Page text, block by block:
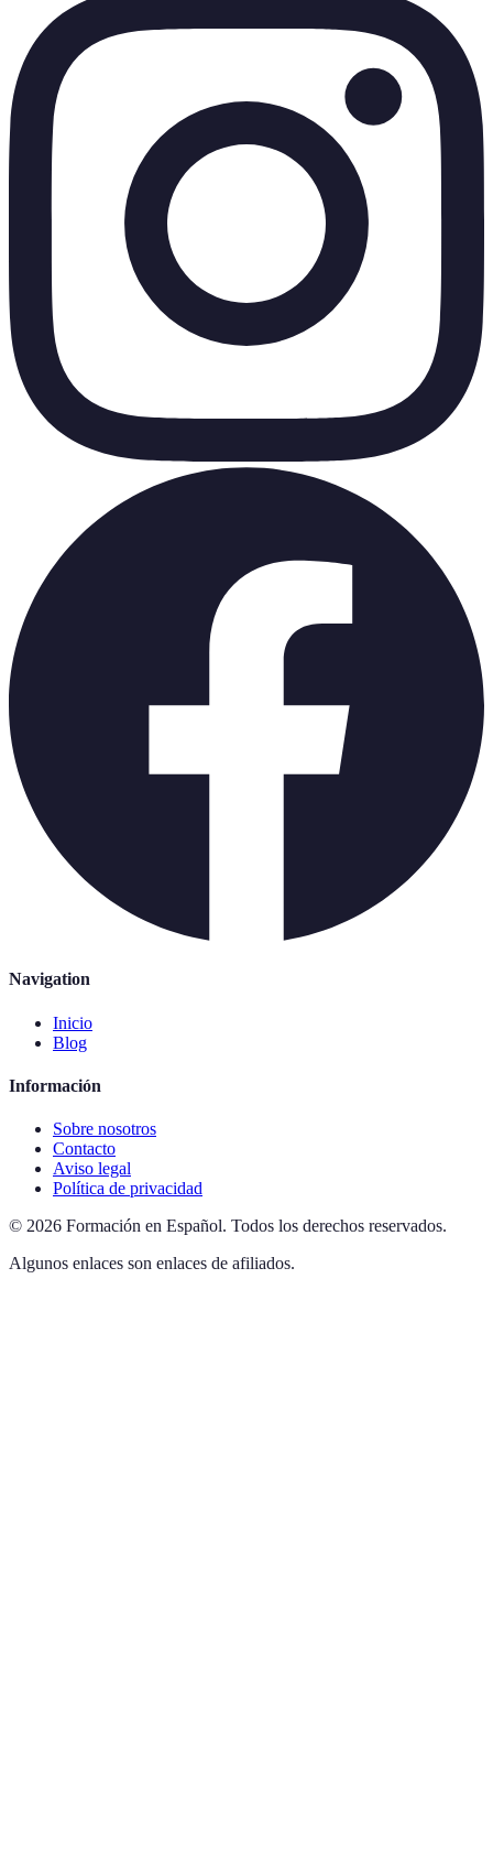
Navigation
Inicio
Blog
Información
Sobre nosotros
Contacto
Aviso legal
Política de privacidad
© 2026 Formación en Español. Todos los derechos reservados.
Algunos enlaces son enlaces de afiliados.